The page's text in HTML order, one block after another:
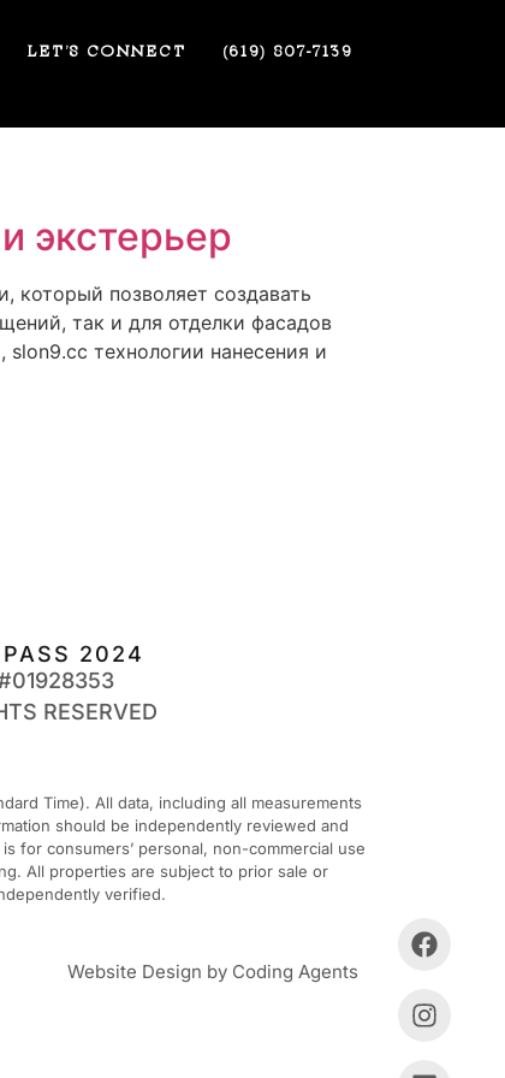
LET’S CONNECT (619) 807-7139
экстерьер
который позволяет создавать
так и для отделки фасадов
технологии нанесения и
2024
RESERVED
Time). All data, including all measurements
should be independently reviewed and
for consumers’ personal, non-commercial use
All properties are subject to prior sale or
verified.
Website Design by Coding Agents